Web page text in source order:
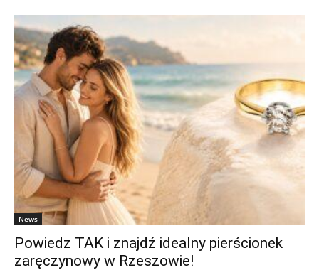
News
Powiedz TAK i znajdź idealny pierścionek
zaręczynowy w Rzeszowie!